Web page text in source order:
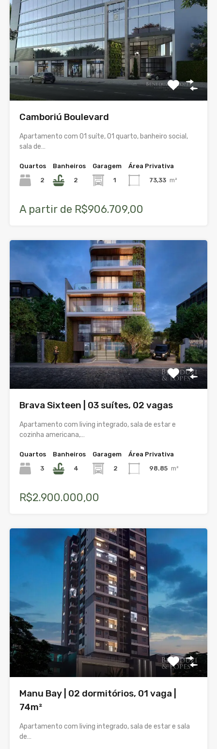
Camboriú Boulevard
Apartamento com 01 suíte, 01 quarto, banheiro social,
sala de…
Quartos
2
Banheiros
2
Garagem
1
Área Privativa
73,33 m²
A partir de R$906.709,00
Brava Sixteen | 03 suítes, 02 vagas
Apartamento com living integrado, sala de estar e
cozinha americana,…
Quartos
3
Banheiros
4
Garagem
2
Área Privativa
98.85 m²
R$2.900.000,00
Manu Bay | 02 dormitórios, 01 vaga |
74m²
Apartamento com living integrado, sala de estar e sala
de…